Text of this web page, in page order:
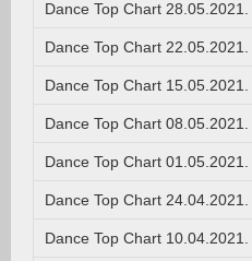
Dance Top Chart 28.05.2021.
Dance Top Chart 22.05.2021.
Dance Top Chart 15.05.2021.
Dance Top Chart 08.05.2021.
Dance Top Chart 01.05.2021.
Dance Top Chart 24.04.2021.
Dance Top Chart 10.04.2021.